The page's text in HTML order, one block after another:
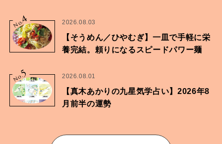
No.
4 2026.08.03
【そうめん／ひやむぎ】一皿で手軽に栄
養完結。頼りになるスピードパワー麺
No.5 2026.08.01
【真木あかりの九星気学占い】2026年8
月前半の運勢